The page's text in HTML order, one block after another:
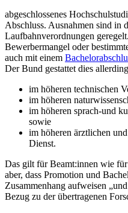
abgeschlossenes
Abschluss. Ausnahmen sind in
Laufbahnverordnungen
Bewerbermangel oder
auch mit einem
Der Bund gestattet dies
im höheren technischen
im höheren
im höheren sprach-und
sowie
im höheren ärztlichen
Dienst.
Das gilt für Beamt:innen wie
aber, dass Promotion und
Zusammenhang aufweisen
Bezug zu der übertragenen